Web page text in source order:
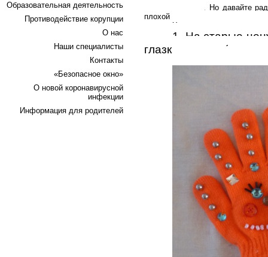
Образовательная деятельность
Противодействие корупции
О нас
Наши специалисты
Контакты
«Безопасное окно»
О новой коронавирусной
инфекции
Информация для родителей
и горячим лбом. Но давайте
плохой погоды!»
Хотелось бы предложить
1. На старые
глазки и носик